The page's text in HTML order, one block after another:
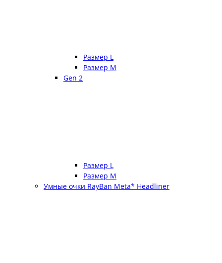
Размер L
Размер М
Gen 2
Размер L
Размер М
Умные очки RayBan Meta* Headliner